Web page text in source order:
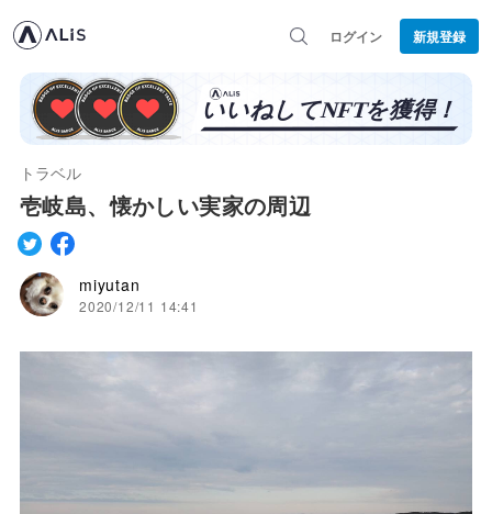
ログイン 新規登録
トラベル
壱岐島、懐かしい実家の周辺
miyutan
2020/12/11 14:41